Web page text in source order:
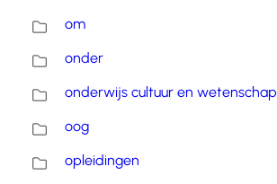
om
onder
onderwijs cultuur en wetenschap
oog
opleidingen